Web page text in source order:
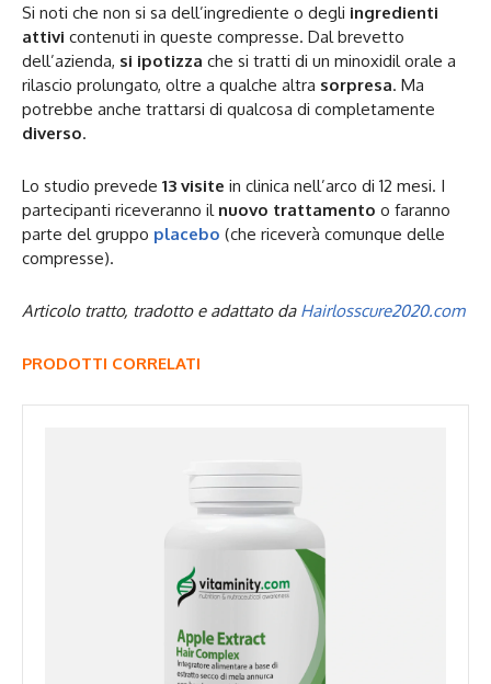
Si noti che non si sa dell’ingrediente o degli ingredienti
attivi contenuti in queste compresse. Dal brevetto
dell’azienda, si ipotizza che si tratti di un minoxidil orale a
rilascio prolungato, oltre a qualche altra sorpresa. Ma
potrebbe anche trattarsi di qualcosa di completamente
diverso.
Lo studio prevede 13 visite in clinica nell’arco di 12 mesi. I
partecipanti riceveranno il nuovo trattamento o faranno
parte del gruppo placebo (che riceverà comunque delle
compresse).
Articolo tratto, tradotto e adattato da Hairlosscure2020.com
PRODOTTI CORRELATI